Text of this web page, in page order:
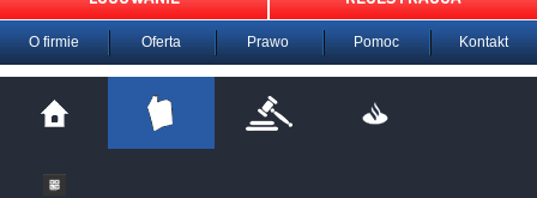
O firmie Oferta Prawo Pomoc Kontakt